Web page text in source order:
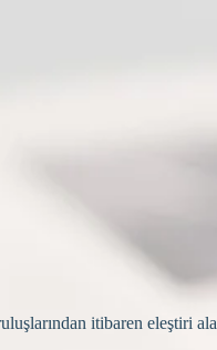
itibaren eleştiri